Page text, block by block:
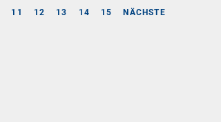
11 12 13 14 15 NÄCHSTE